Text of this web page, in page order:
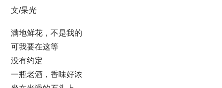
文/杲光
满地鲜花，不是我的
可我要在这等
没有约定
一瓶老酒，香味好浓